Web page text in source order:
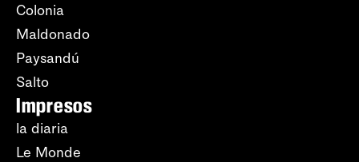
Colonia
Maldonado
Paysandú
Salto
Impresos
la diaria
Le Monde